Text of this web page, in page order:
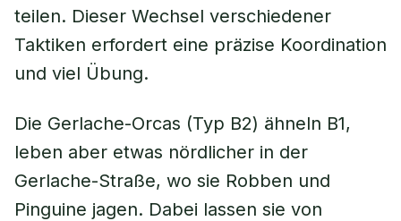
teilen. Dieser Wechsel verschiedener
Taktiken erfordert eine präzise Koordination
und viel Übung.
Die Gerlache-Orcas (Typ B2) ähneln B1,
leben aber etwas nördlicher in der
Gerlache-Straße, wo sie Robben und
Pinguine jagen. Dabei lassen sie von